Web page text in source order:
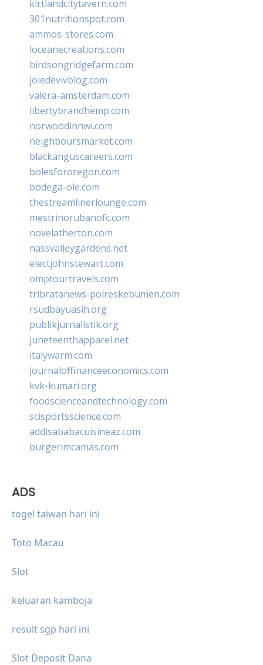
kirtlandcitytavern.com
301nutritionspot.com
ammos-stores.com
loceanecreations.com
birdsongridgefarm.com
joiedevivblog.com
valera-amsterdam.com
libertybrandhemp.com
norwoodinnwi.com
neighboursmarket.com
blackanguscareers.com
bolesfororegon.com
bodega-ole.com
thestreamlinerlounge.com
mestrinorubanofc.com
novelatherton.com
nassvalleygardens.net
electjohnstewart.com
omptourtravels.com
tribratanews-polreskebumen.com
rsudbayuasih.org
publikjurnalistik.org
juneteenthapparel.net
italywarm.com
journaloffinanceeconomics.com
kvk-kumari.org
foodscienceandtechnology.com
scisportsscience.com
addisababacuisineaz.com
burgerimcamas.com
ADS
togel taiwan hari ini
Toto Macau
Slot
keluaran kamboja
result sgp hari ini
Slot Deposit Dana